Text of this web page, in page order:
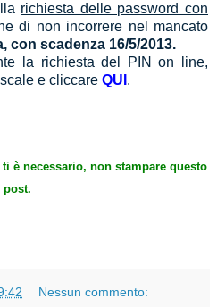
richiesta delle password con
di non incorrere nel mancato
con scadenza 16/5/2013.
la richiesta del PIN on line,
e cliccare QUI .
è necessario, non stampare questo
post.
Nessun commento: